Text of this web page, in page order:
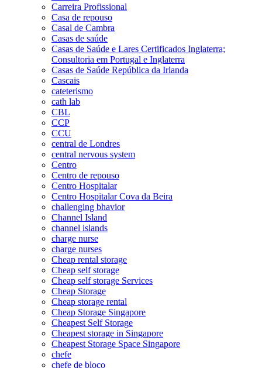
Carreira Profissional
Casa de repouso
Casal de Cambra
Casas de saúde
Casas de Saúde e Lares Certificados Inglaterra;
Consultoria em Portugal e Inglaterra
Casas de Saúde República da Irlanda
Cascais
cateterismo
cath lab
CBL
CCP
CCU
central de Londres
central nervous system
Centro
Centro de repouso
Centro Hospitalar
Centro Hospitalar Cova da Beira
challenging bhavior
Channel Island
channel islands
charge nurse
charge nurses
Cheap rental storage
Cheap self storage
Cheap self storage Services
Cheap Storage
Cheap storage rental
Cheap Storage Singapore
Cheapest Self Storage
Cheapest storage in Singapore
Cheapest Storage Space Singapore
chefe
chefe de bloco